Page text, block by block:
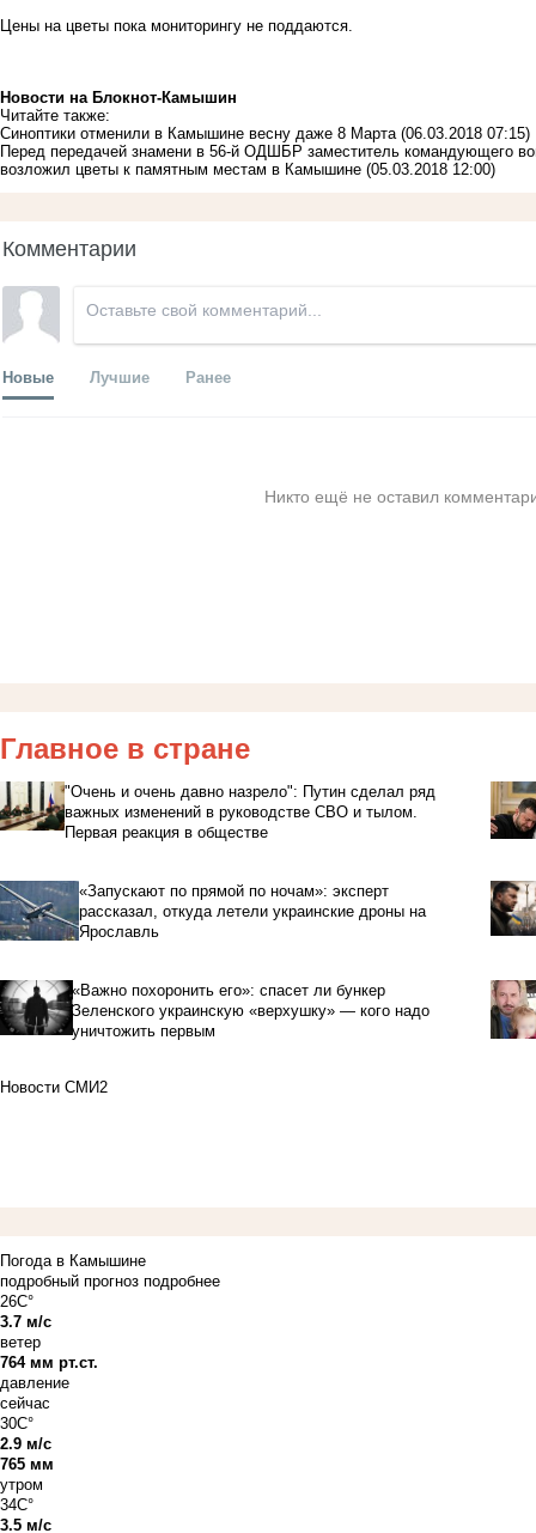
Цены на цветы пока мониторингу не поддаются.
Новости на Блoкнoт-Камышин
Читайте также:
Синоптики отменили в Камышине весну даже 8 Марта (06.03.2018 07:15)
Перед передачей знамени в 56-й ОДШБР заместитель командующего
возложил цветы к памятным местам в Камышине (05.03.2018 12:00)
Комментарии
Новые Лучшие Ранее
Никто ещё не оставил
Главное в стране
"Очень и очень давно назрело": Путин сделал ряд
важных изменений в руководстве СВО и тылом.
Первая реакция в обществе
«Запускают по прямой по ночам»: эксперт
рассказал, откуда летели украинские дроны на
Ярославль
«Важно похоронить его»: спасет ли бункер
Зеленского украинскую «верхушку» — кого надо
уничтожить первым
Новости СМИ2
Погода в Камышине
подробный прогноз подробнее
26C°
3.7 м/с
ветер
764 мм рт.ст.
давление
сейчас
30C°
2.9 м/с
765 мм
утром
34C°
3.5 м/с